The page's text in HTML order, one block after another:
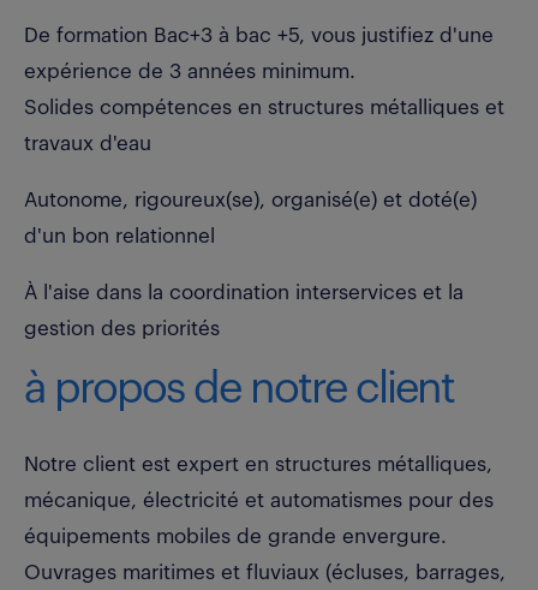
De formation Bac+3 à bac +5, vous justifiez d'une
expérience de 3 années minimum.
Solides compétences en structures métalliques et
travaux d'eau
Autonome, rigoureux(se), organisé(e) et doté(e)
d'un bon relationnel
À l'aise dans la coordination interservices et la
gestion des priorités
à propos de notre client
Notre client est expert en structures métalliques,
mécanique, électricité et automatismes pour des
équipements mobiles de grande envergure.
Ouvrages maritimes et fluviaux (écluses, barrages,